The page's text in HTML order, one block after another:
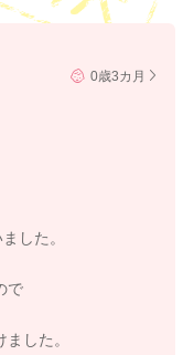
0歳3カ月
した。
で
した。